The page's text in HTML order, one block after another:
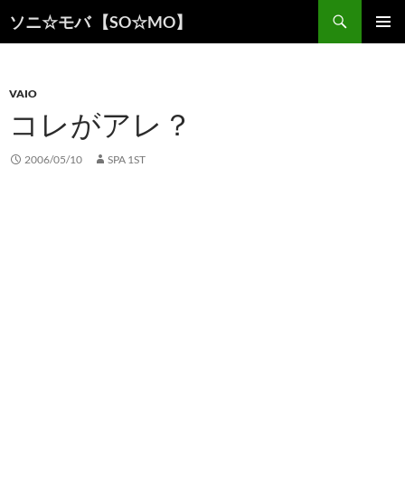
ソニ☆モバ 【SO☆MO】
索
ン
へ
キ
VAIO
コレがアレ？
2006/05/10 SPA 1ST